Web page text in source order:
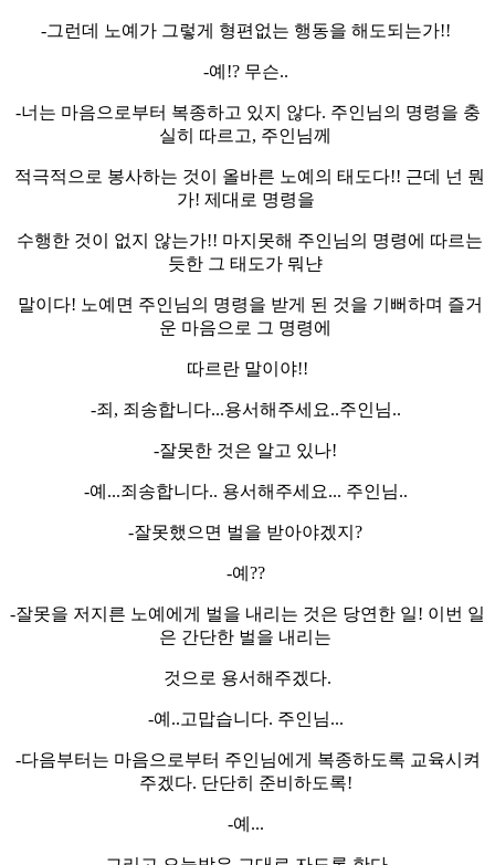
-그런데 노예가 그렇게 형편없는 행동을 해도되는가!!
-예!? 무슨..
-너는 마음으로부터 복종하고 있지 않다. 주인님의 명령을 충
실히 따르고, 주인님께
적극적으로 봉사하는 것이 올바른 노예의 태도다!! 근데 넌 뭔
가! 제대로 명령을
수행한 것이 없지 않는가!! 마지못해 주인님의 명령에 따르는
듯한 그 태도가 뭐냔
말이다! 노예면 주인님의 명령을 받게 된 것을 기뻐하며 즐거
운 마음으로 그 명령에
따르란 말이야!!
-죄, 죄송합니다...용서해주세요..주인님..
-잘못한 것은 알고 있나!
-예...죄송합니다.. 용서해주세요... 주인님..
-잘못했으면 벌을 받아야겠지?
-예??
-잘못을 저지른 노예에게 벌을 내리는 것은 당연한 일! 이번 일
은 간단한 벌을 내리는
것으로 용서해주겠다.
-예..고맙습니다. 주인님...
-다음부터는 마음으로부터 주인님에게 복종하도록 교육시켜
주겠다. 단단히 준비하도록!
-예...